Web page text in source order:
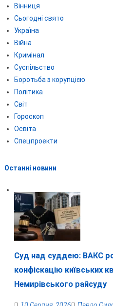
Вінниця
Сьогодні свято
Україна
Війна
Кримінал
Суспільство
Боротьба з корупцією
Політика
Світ
Гороскоп
Освіта
Спецпроекти
Останні новини
Суд над суддею: ВАКС
конфіскацію київських
Немирівського райсуду